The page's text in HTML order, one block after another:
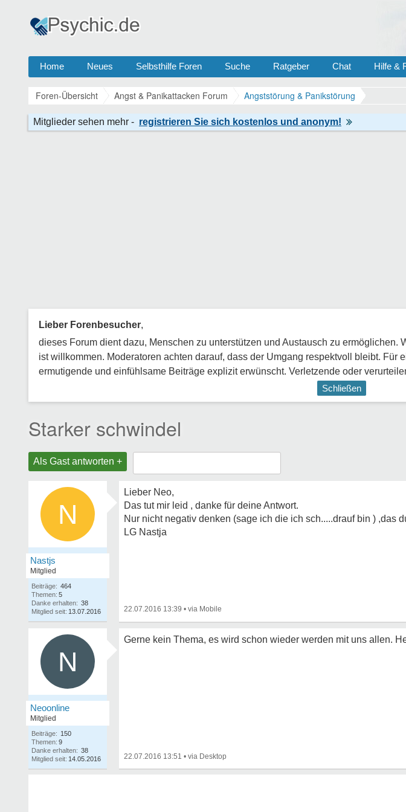
Home Neues Selbsthilfe Foren Suche Ratgeber Chat Hilfe &
Foren-Übersicht Angst & Panikattacken Forum Angststörung & Panikstörung
Lieber Forenbesucher,
dieses Forum dient dazu, Menschen zu unterstützen und Austausch zu ermöglichen.
ist willkommen. Moderatoren achten darauf, dass der Umgang respektvoll bleibt. Für
ermutigende und einfühlsame Beiträge explizit erwünscht. Verletzende oder
Schließen
Starker schwindel
Als Gast antworten +
N
Nastjs
Mitglied
Beiträge: 464
Themen: 5
Danke erhalten: 38
Mitglied seit: 13.07.2016
Lieber Neo,
Das tut mir leid , danke für deine Antwort.
Nur nicht negativ denken (sage ich die ich sch.....drauf bin ) ,das
LG Nastja
22.07.2016 13:39 •
N
Neoonline
Mitglied
Beiträge: 150
Themen: 9
Danke erhalten: 38
Mitglied seit: 14.05.2016
Gerne kein Thema, es wird schon wieder werden mit uns allen.
22.07.2016 13:51 •